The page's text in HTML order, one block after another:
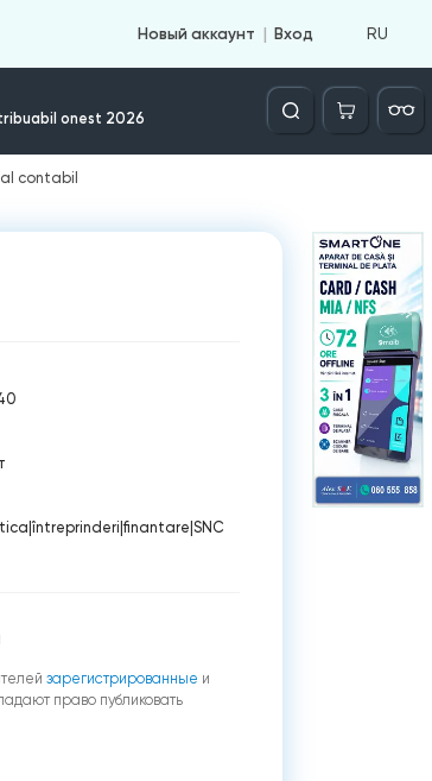
Новый аккаунт Вход RU
onest 2026
Căutare
contabil
întreprinderi |finantare SNC
зарегистрированные и
право публиковать